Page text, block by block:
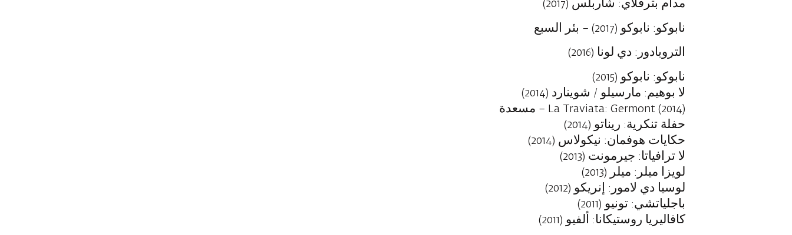
مدام بترفلاي: شاربلس (2017)
نابوكو: نابوكو (2017) – بئر السبع
التروبادور: دي لونا (2016)
نابوكو: نابوكو (2015)
لا بوهيم: مارسيلو / شوينارد (2014)
La Traviata: Germont (2014) – مسعدة
حفلة تنكرية: ريناتو (2014)
حكايات هوفمان: نيكولاس (2014)
لا ترافياتا: جيرمونت (2013)
لويزا ميلر: ميلر (2013)
لوسيا دي لامور: إنريكو (2012)
باجلياتشي: تونيو (2011)
كافاليريا روستيكانا: ألفيو (2011)